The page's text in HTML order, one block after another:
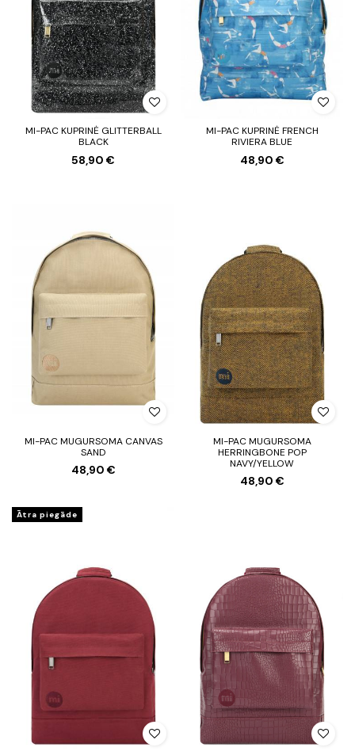
MI-PAC KUPRINĖ GLITTERBALL
BLACK
58,90 €
MI-PAC KUPRINĖ FRENCH
RIVIERA BLUE
48,90 €
MI-PAC MUGURSOMA CANVAS
SAND
48,90 €
MI-PAC MUGURSOMA
HERRINGBONE POP
NAVY/YELLOW
48,90 €
Ātra piegāde